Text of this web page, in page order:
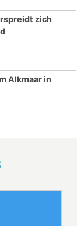
zich
Alkmaar in